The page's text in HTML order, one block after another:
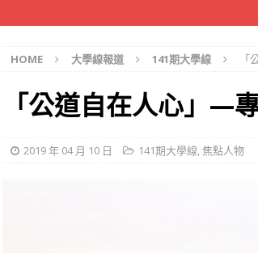
HOME 大學線報道 141期大學線
「公道自在人心」—
2019 年 04 月 10 日 141期大學線,焦點人物